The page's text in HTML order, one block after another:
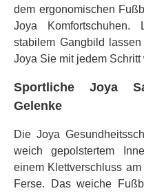
dem ergonomischen
Joya Komfortschuhen.
stabilem Gangbild
Joya Sie mit jedem
Sportliche Joya
Gelenke
Die Joya
weich gepolstertem
einem Klettverschluss
Ferse. Das weiche